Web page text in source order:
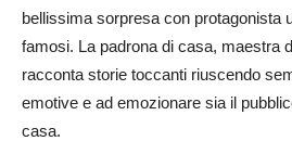
bellissima sorpresa con protagonista
famosi. La padrona di casa, maestra
racconta storie toccanti riuscendo
emotive e ad emozionare sia il
casa.